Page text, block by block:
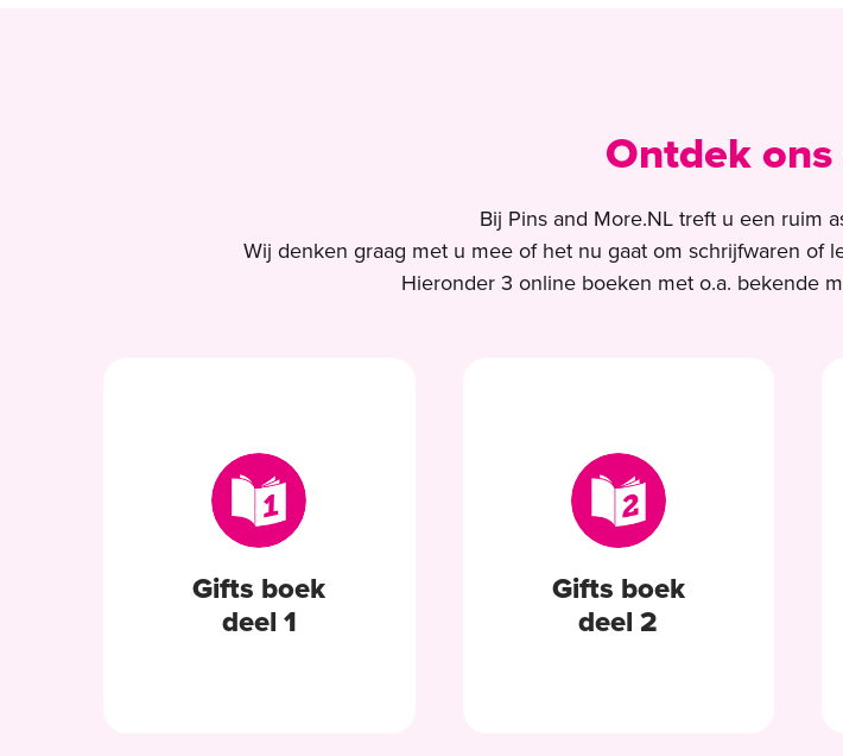
Ontdek
Bij Pins and More.NL treft u een ruim
Wij denken graag met u mee of het nu gaat om schrijfwaren of
Hieronder 3 online boeken met o.a. bekende
Gifts boek
deel 1
Gifts boek
deel 2